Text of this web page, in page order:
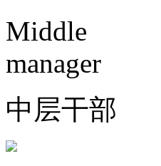
Middle
manager
中层干部